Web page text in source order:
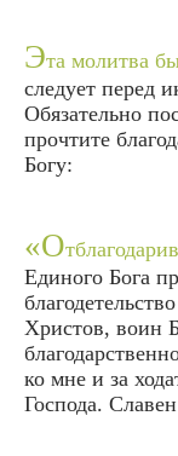
Эта молитва
следует перед
Обязательно
прочтите
Богу:
«О
Единого Бога
Христов, воин
ко мне и за
Господа.